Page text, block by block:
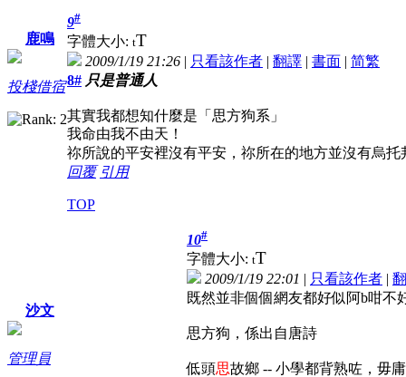
鹿鳴
投棧借宿
9#
字體大小: tT
2009/1/19 21:26 | 只看該作者 | 翻譯 | 書面 | 简繁
8# 只是普通人
其實我都想知什麼是「思方狗系」
我命由我不由天！
祢所說的平安裡沒有平安，祢所在的地方並沒有烏托
回覆 引用
TOP
沙文
管理員
10#
字體大小: tT
2009/1/19 22:01 | 只看該作者 |
既然並非個個網友都好似阿b咁不
思方狗，係出自唐詩
低頭思故鄉 -- 小學都背熟咗，毋